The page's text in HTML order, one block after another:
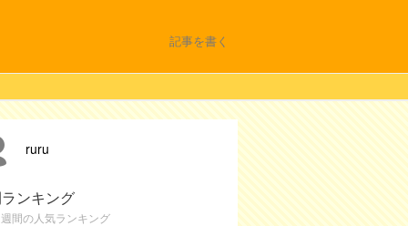
記事を書く
ruru
ンキング
間の人気ランキング